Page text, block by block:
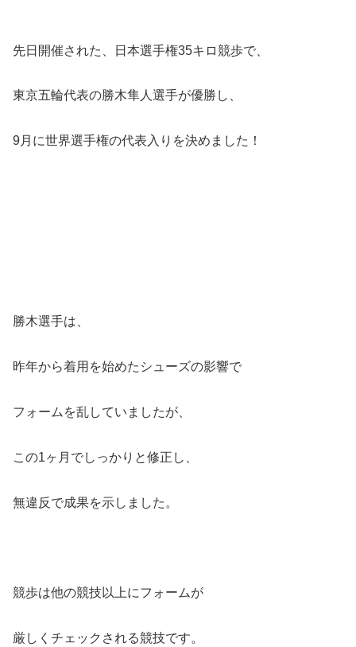
先日開催された、日本選手権35キロ競歩で、
東京五輪代表の勝木隼人選手が優勝し、
9月に世界選手権の代表入りを決めました！
勝木選手は、
昨年から着用を始めたシューズの影響で
フォームを乱していましたが、
この1ヶ月でしっかりと修正し、
無違反で成果を示しました。
競歩は他の競技以上にフォームが
厳しくチェックされる競技です。